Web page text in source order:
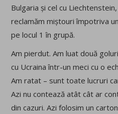
Bulgaria și cel cu
reclamăm miștouri împotriva
pe locul 1 în grupă.
Am pierdut. Am luat două
cu Ucraina într-un meci cu o
Am ratat – sunt toate lucruri
Azi nu contează atât cât ar
din cazuri. Azi folosim un